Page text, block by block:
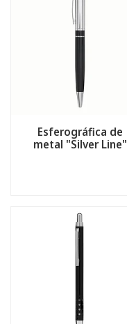
Esferográfica de
metal "Silver Line"